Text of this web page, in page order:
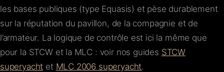
les bases publiques (type Equasis) et pèse durablement
sur la réputation du pavillon, de la compagnie et de
l’armateur. La logique de contrôle est ici la même que
pour la STCW et la MLC : voir nos guides STCW
superyacht et MLC 2006 superyacht.